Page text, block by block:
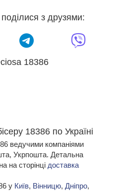
з друзями:
18386
18386 по Україні
ведучими компаніями
Укрпошта. Детальна
на сторінці доставка
у Київ, Вінницю, Дніпро,